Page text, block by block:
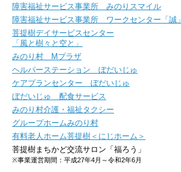
障害福祉サービス事業所 みのりスマイル
障害福祉サービス事業所 ワークセンター「誠」
菩提樹デイサービスセンター
「風と樹々と空と」
みのり村 Mプラザ
ヘルパーステーション ぼだいじゅ
ケアプランセンター ぼだいじゅ
ぼだいじゅ 配食サービス
みのり村介護・福祉タクシー
グループホームみのり村
有料老人ホーム菩提樹＜にじホーム＞
菩提樹まちかど交流サロン「福ろう」
※事業運営期間：平成27年4月～令和2年6月